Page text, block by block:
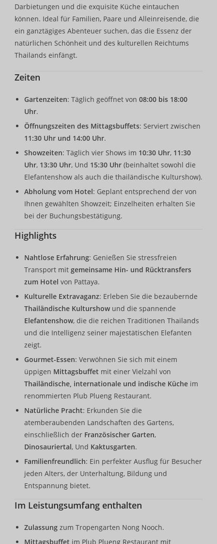
Darbietungen und die exquisite Küche eintauchen
können. Ideal für Familien, Paare und Alleinreisende, die
ein ganztägiges Abenteuer suchen, das die Essenz der
natürlichen Schönheit und des kulturellen Reichtums
Thailands einfängt.
Zeiten
Gartenzeiten: Täglich geöffnet von 08:00 bis 18:00
Uhr.
Öffnungszeiten des Mittagsbuffets: Serviert zwischen
11:30 Uhr und 14:00 Uhr.
Showzeiten: Täglich vier Shows im 10:30 Uhr, 11:30
Uhr, 13:30 Uhr, Und 15:30 Uhr (beinhaltet sowohl die
Elefantenshow als auch die thailändische Kulturshow).
Abholung vom Hotel: Geplant entsprechend der von
Ihnen gewählten Showzeit; Einzelheiten erhalten Sie
bei der Buchungsbestätigung.
Highlights
Nahtlose Erfahrung: Genießen Sie stressfreien
Transport mit gemeinsame Hin- und Rücktransfers
zum Hotel von Pattaya.
Kulturelle Extravaganz: Erleben Sie die bezaubernde
Thailändische Kulturshow und die spannende
Elefantenshow, die die reichen Traditionen Thailands
und die Intelligenz seiner majestätischen Elefanten
zeigt.
Gourmet-Essen: Verwöhnen Sie sich mit einem
üppigen Mittagsbuffet mit einer Vielzahl von
Thailändische, internationale und indische Küche im
renommierten Plub Plueng Restaurant.
Natürliche Pracht: Erkunden Sie die
atemberaubenden Landschaften des Gartens,
einschließlich der Französischer Garten,
Dinosauriertal, Und Kaktusgarten.
Familienfreundlich: Ein perfekter Ausflug für Besucher
jeden Alters, der Unterhaltung, Bildung und
Entspannung bietet.
Im Leistungsumfang enthalten
Zulassung zum Tropengarten Nong Nooch.
Mittagsbuffet im Plub Plueng Restaurant mit